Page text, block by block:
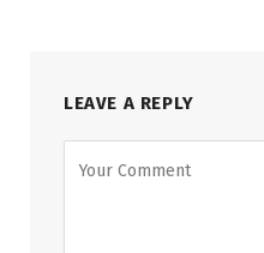
LEAVE A REPLY